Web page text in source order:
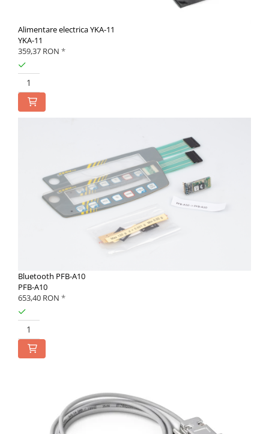
Alimentare electrica YKA-11
YKA-11
359,37 RON *
Bluetooth PFB-A10
PFB-A10
653,40 RON *